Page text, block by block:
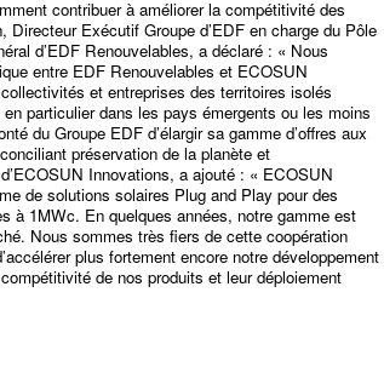
contribuer à améliorer la compétitivité des
Exécutif Groupe d’EDF en charge du Pôle
d’EDF Renouvelables, a déclaré : « Nous
entre EDF Renouvelables et ECOSUN
et entreprises des territoires isolés
particulier dans les pays émergents ou les moins
du Groupe EDF d’élargir sa gamme d’offres aux
préservation de la planète et
Innovations, a ajouté : « ECOSUN
de solutions solaires Plug and Play pour des
à 1MWc. En quelques années, notre gamme est
Nous sommes très fiers de cette coopération
plus fortement encore notre développement
de nos produits et leur déploiement